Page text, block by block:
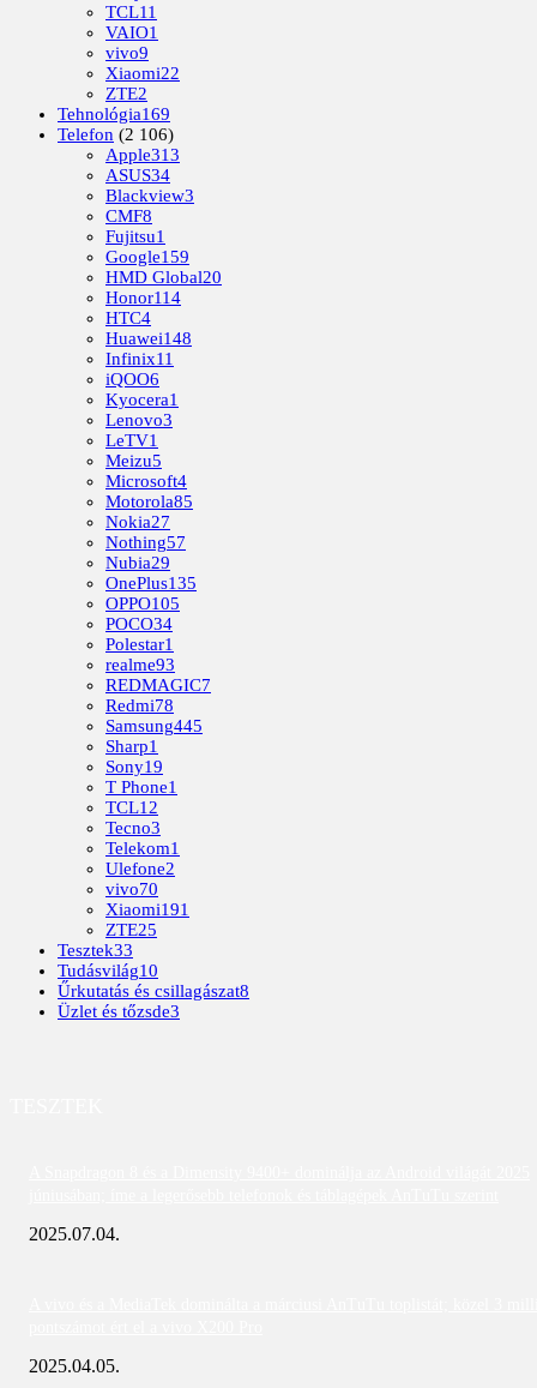
TCL11
VAIO1
vivo9
Xiaomi22
ZTE2
Tehnológia169
Telefon (2 106)
Apple313
ASUS34
Blackview3
CMF8
Fujitsu1
Google159
HMD Global20
Honor114
HTC4
Huawei148
Infinix11
iQOO6
Kyocera1
Lenovo3
LeTV1
Meizu5
Microsoft4
Motorola85
Nokia27
Nothing57
Nubia29
OnePlus135
OPPO105
POCO34
Polestar1
realme93
REDMAGIC7
Redmi78
Samsung445
Sharp1
Sony19
T Phone1
TCL12
Tecno3
Telekom1
Ulefone2
vivo70
Xiaomi191
ZTE25
Tesztek33
Tudásvilág10
Űrkutatás és csillagászat8
Üzlet és tőzsde3
2025.07.04.
2025.04.05.